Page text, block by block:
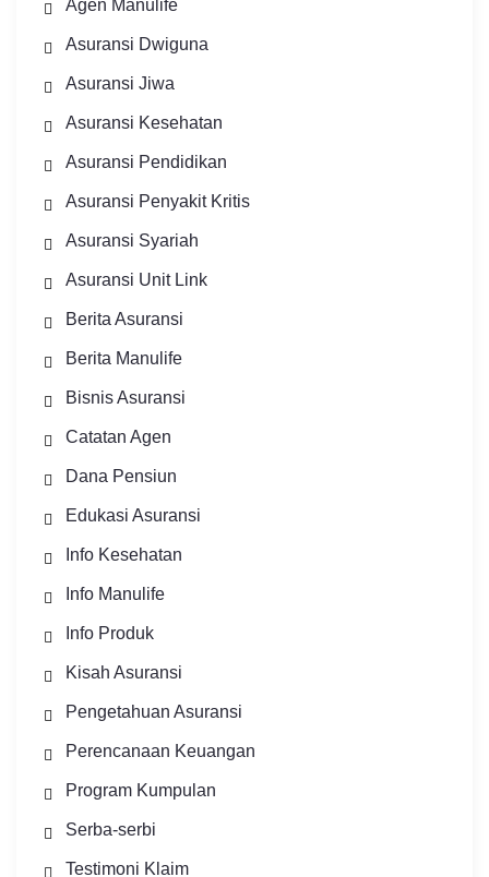
Agen Manulife
Asuransi Dwiguna
Asuransi Jiwa
Asuransi Kesehatan
Asuransi Pendidikan
Asuransi Penyakit Kritis
Asuransi Syariah
Asuransi Unit Link
Berita Asuransi
Berita Manulife
Bisnis Asuransi
Catatan Agen
Dana Pensiun
Edukasi Asuransi
Info Kesehatan
Info Manulife
Info Produk
Kisah Asuransi
Pengetahuan Asuransi
Perencanaan Keuangan
Program Kumpulan
Serba-serbi
Testimoni Klaim